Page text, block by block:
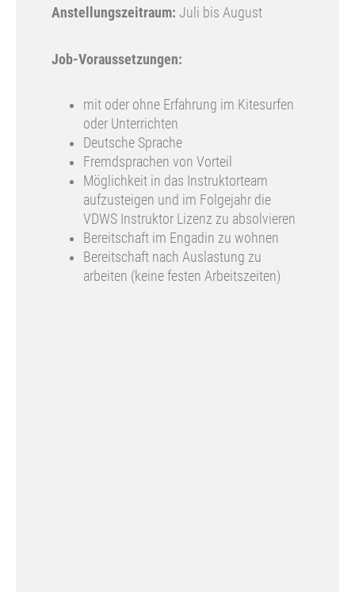
Anstellungszeitraum: Juli bis August
Job-Voraussetzungen:
mit oder ohne Erfahrung im Kitesurfen
oder Unterrichten
Deutsche Sprache
Fremdsprachen von Vorteil
Möglichkeit in das Instruktorteam
aufzusteigen und im Folgejahr die
VDWS Instruktor Lizenz zu absolvieren
Bereitschaft im Engadin zu wohnen
Bereitschaft nach Auslastung zu
arbeiten (keine festen Arbeitszeiten)